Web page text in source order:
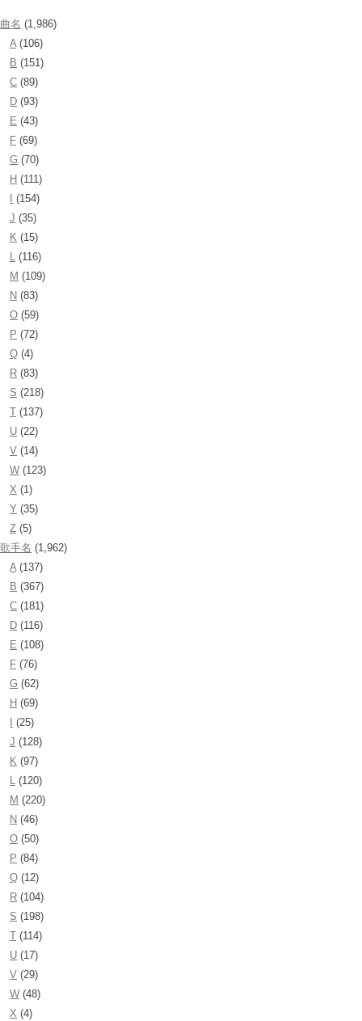
シ
ョ
曲名 (1,986)
A(106)
B (151)
C (89)
D (93)
E (43)
F (69)
G (70)
H (111)
(154)
J (35)
K (15)
L (116)
M (109)
N (83)
O (59)
P (72)
Q (4)
R (83)
S (218)
T (137)
U (22)
V (14)
W (123)
X (1)
Y (35)
Z (5)
歌手名 (1,962)
A(137)
B (367)
C (181)
D (116)
E (108)
F (76)
G (62)
H (69)
(25)
J (128)
K (97)
L (120)
M (220)
N (46)
O (50)
P (84)
Q (12)
R (104)
S (198)
T (114)
U (17)
V (29)
W (48)
X (4)